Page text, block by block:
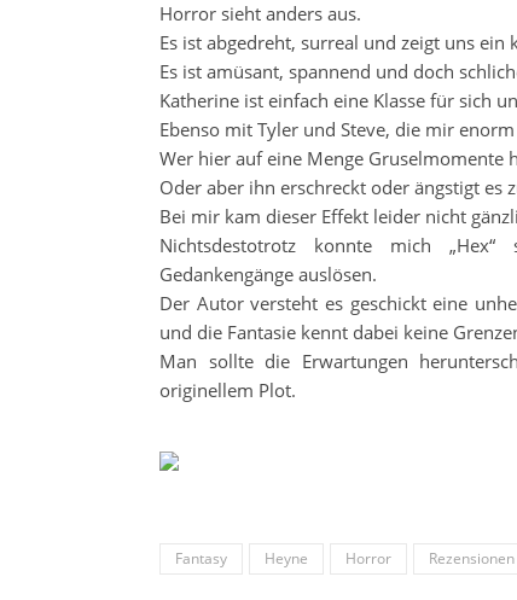
Horror sieht anders aus.
Es ist abgedreht, surreal und zeigt uns
Es ist amüsant, spannend und doch
Katherine ist einfach eine Klasse für sich
Ebenso mit Tyler und Steve, die mir
Wer hier auf eine Menge
Oder aber ihn erschreckt oder ängstigt es
Bei mir kam dieser Effekt leider nicht
Nichtsdestotrotz konnte mich
Gedankengänge auslösen.
Der Autor versteht es geschickt eine
und die Fantasie kennt dabei keine
Man sollte die Erwartungen
originellem Plot.
Fantasy Heyne Horror Rezensionen